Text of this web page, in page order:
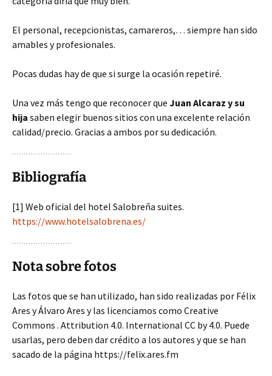
El personal, recepcionistas, camareros,… siempre han sido
amables y profesionales.
Pocas dudas hay de que si surge la ocasión repetiré.
Una vez más tengo que reconocer que Juan Alcaraz y su
hija saben elegir buenos sitios con una excelente relación
calidad/precio. Gracias a ambos por su dedicación.
Bibliografía
[1] Web oficial del hotel Salobreña suites.
https://www.hotelsalobrena.es/
Nota sobre fotos
Las fotos que se han utilizado, han sido realizadas por Félix
Ares y Álvaro Ares y las licenciamos como Creative
Commons . Attribution 4.0. International CC by 4.0. Puede
usarlas, pero deben dar crédito a los autores y que se han
sacado de la página https://felix.ares.fm